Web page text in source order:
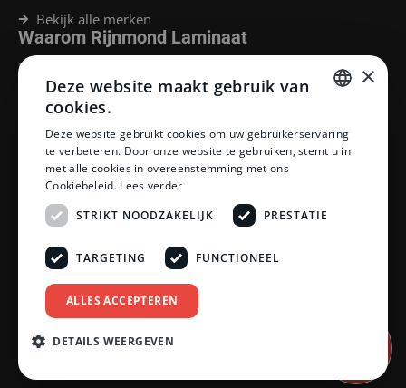
Bekijk alle merken
Waarom Rijnmond Laminaat
Legservice
Laminaat Capelle aan den Ijssel
Laminaat voor vloerverwarming
Klantenservice
Betaalmethoden
Openingstijden showroom
Afhalen en bezorgen
Retourprocedure
Veelgestelde vragen
Legservice
Neem contact op
Reviewpolicy
Privacy policy
Algemene voorwaarden
DUTCH
×
Deze website maakt gebruik van
cookies.
Deze website gebruikt cookies om uw gebruikerservaring
te verbeteren. Door onze website te gebruiken, stemt u in
met alle cookies in overeenstemming met ons
Cookiebeleid. Lees verder
STRIKT NOODZAKELIJK
PRESTATIE
TARGETING FUNCTIONEEL
ALLES ACCEPTEREN
DETAILS WEERGEVEN